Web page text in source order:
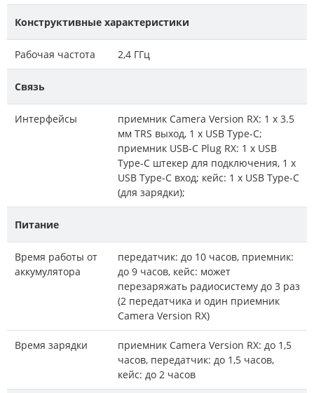
Конструктивные характеристики
Рабочая частота 2,4 ГГц
Связь
Интерфейсы
приемник Camera Version RX: 1 х 3.5
мм TRS выход, 1 х USB Type-C;
приемник USB-C Plug RX: 1 х USB
Type-C штекер для подключения, 1 х
USB Type-C вход; кейс: 1 х USB Type-C
(для зарядки);
Питание
Время работы от
аккумулятора
передатчик: до 10 часов, приемник:
до 9 часов, кейс: может
перезаряжать радиосистему до 3 раз
(2 передатчика и один приемник
Camera Version RX)
Время зарядки
приемник Camera Version RX: до 1,5
часов, передатчик: до 1,5 часов,
кейс: до 2 часов